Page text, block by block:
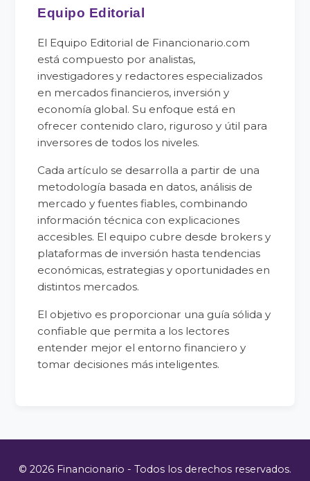
Equipo Editorial
El Equipo Editorial de Financionario.com
está compuesto por analistas,
investigadores y redactores especializados
en mercados financieros, inversión y
economía global. Su enfoque está en
ofrecer contenido claro, riguroso y útil para
inversores de todos los niveles.
Cada artículo se desarrolla a partir de una
metodología basada en datos, análisis de
mercado y fuentes fiables, combinando
información técnica con explicaciones
accesibles. El equipo cubre desde brokers y
plataformas de inversión hasta tendencias
económicas, estrategias y oportunidades en
distintos mercados.
El objetivo es proporcionar una guía sólida y
confiable que permita a los lectores
entender mejor el entorno financiero y
tomar decisiones más inteligentes.
© 2026 Financionario - Todos los derechos reservados.